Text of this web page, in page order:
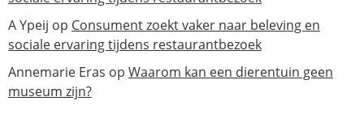
A Ypeij op Consument zoekt vaker naar beleving en
sociale ervaring tijdens restaurantbezoek
Annemarie Eras op Waarom kan een dierentuin geen
museum zijn?